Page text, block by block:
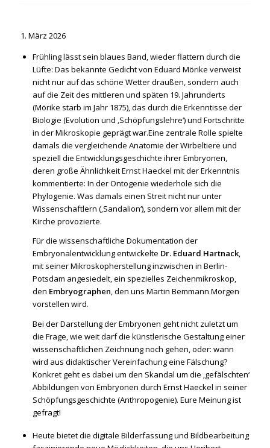
1. März 2026
Frühling lässt sein blaues Band, wieder flattern durch die
Lüfte: Das bekannte Gedicht von Eduard Mörike verweist
nicht nur auf das schöne Wetter draußen, sondern auch
auf die Zeit des mittleren und späten 19. Jahrunderts
(Mörike starb im Jahr 1875), das durch die Erkenntisse der
Biologie (Evolution und ‚Schöpfungslehre‘) und Fortschritte
in der Mikroskopie geprägt war.Eine zentrale Rolle spielte
damals die vergleichende Anatomie der Wirbeltiere und
speziell die Entwicklungsgeschichte ihrer Embryonen,
deren große Ähnlichkeit Ernst Haeckel mit der Erkenntnis
kommentierte: In der Ontogenie wiederhole sich die
Phylogenie. Was damals einen Streit nicht nur unter
Wissenschaftlern (‚Sandalion‘), sondern vor allem mit der
Kirche provozierte.
Für die wissenschaftliche Dokumentation der
Embryonalentwicklung entwickelte Dr. Eduard Hartnack,
mit seiner Mikroskopherstellung inzwischen in Berlin-
Potsdam angesiedelt, ein spezielles Zeichenmikroskop,
den Embryographen, den uns Martin Bemmann Morgen
vorstellen wird.
Bei der Darstellung der Embryonen geht nicht zuletzt um
die Frage, wie weit darf die künstlerische Gestaltung einer
wissenschaftlichen Zeichnung noch gehen, oder: wann
wird aus didaktischer Vereinfachung eine Fälschung?
Konkret geht es dabei um den Skandal um die ‚gefälschten‘
Abbildungen von Embryonen durch Ernst Haeckel in seiner
Schöpfungsgeschichte (Anthropogenie). Eure Meinung ist
gefragt!
Heute bietet die digitale Bilderfassung und Bildbearbeitung